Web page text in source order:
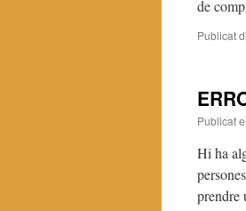
de
Publicat
Publicat el
Hi ha
prendre